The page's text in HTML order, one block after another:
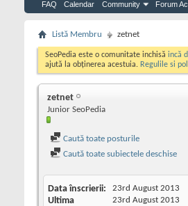
FAQ Calendar Community Forum
Listă Membru zetnet
SeoPedia este o comunitate inchisă incă
ajută la obținerea acestuia. Regulile si
zetnet
Junior SeoPedia
Caută toate posturile
Caută toate subiectele deschise
Data înscrierii 23rd August 2013
Ultima
23rd August 2013